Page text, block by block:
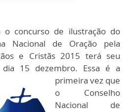
o concurso de ilustração do
Nacional de Oração pela
e Cristãs 2015 terá seu
15 dezembro. Essa é a
primeira vez que
o Conselho
Nacional de